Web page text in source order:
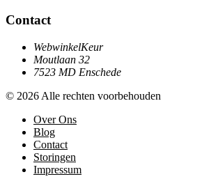
Contact
WebwinkelKeur
Moutlaan 32
7523 MD Enschede
© 2026 Alle rechten voorbehouden
Over Ons
Blog
Contact
Storingen
Impressum